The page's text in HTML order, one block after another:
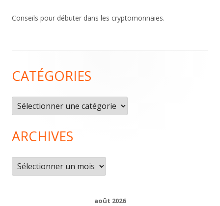
Conseils pour débuter dans les cryptomonnaies.
du
pied
de
page
CATÉGORIES
Catégories
ARCHIVES
Archives
août 2026